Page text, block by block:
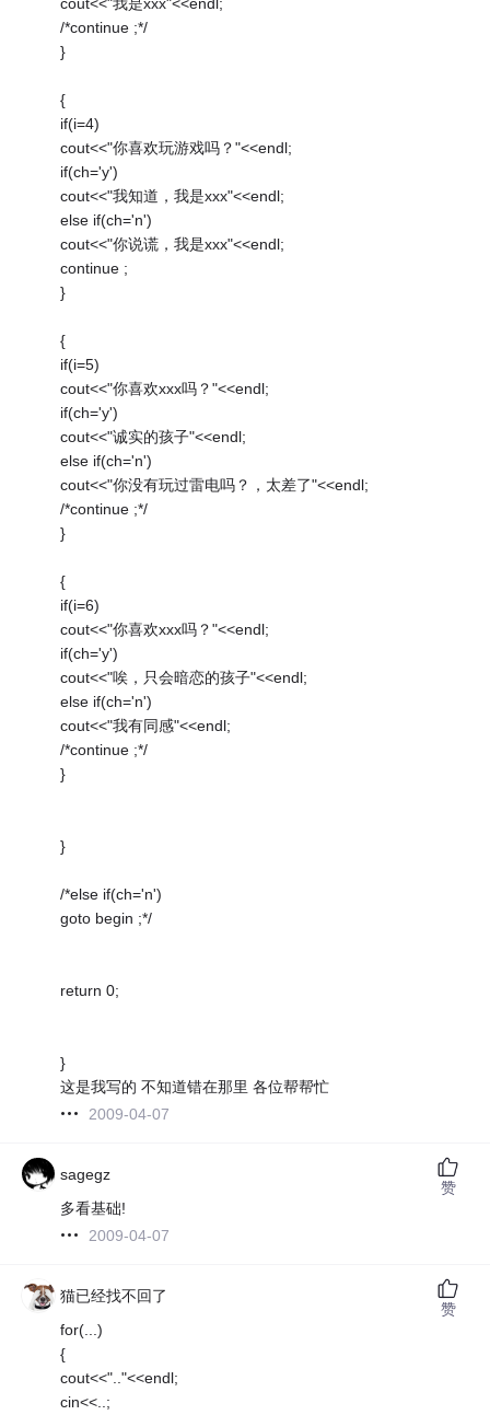
/*continue ;*/
}
{
if(i=4)
cout<<"你喜欢玩游戏吗？"<<endl;
if(ch='y')
cout<<"我知道，我是xxx"<<endl;
else if(ch='n')
cout<<"你说谎，我是xxx"<<endl;
continue ;
}
{
if(i=5)
cout<<"你喜欢xxx吗？"<<endl;
if(ch='y')
cout<<"诚实的孩子"<<endl;
else if(ch='n')
cout<<"你没有玩过雷电吗？，太差了"<<endl;
/*continue ;*/
}
{
if(i=6)
cout<<"你喜欢xxx吗？"<<endl;
if(ch='y')
cout<<"唉，只会暗恋的孩子"<<endl;
else if(ch='n')
cout<<"我有同感"<<endl;
/*continue ;*/
}
}
/*else if(ch='n')
goto begin ;*/
return 0;
}
这是我写的 不知道错在那里 各位帮帮忙
2009-04-07
sagegz
多看基础!
2009-04-07
赞
猫已经找不回了
for(...)
{
cout<<".."<<endl;
cin<<..;
赞